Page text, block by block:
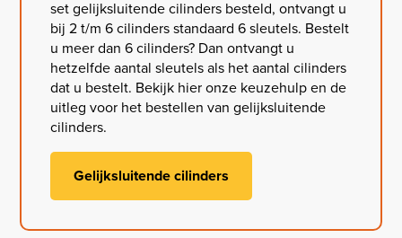
set gelijksluitende cilinders besteld, ontvangt u
bij 2 t/m 6 cilinders standaard 6 sleutels. Bestelt
u meer dan 6 cilinders? Dan ontvangt u
hetzelfde aantal sleutels als het aantal cilinders
dat u bestelt. Bekijk hier onze keuzehulp en de
uitleg voor het bestellen van gelijksluitende
cilinders.
Gelijksluitende cilinders